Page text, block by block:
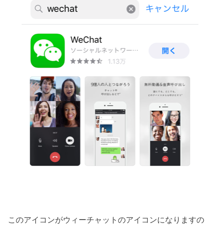
このアイコンがウィーチャットのアイコンになりますの